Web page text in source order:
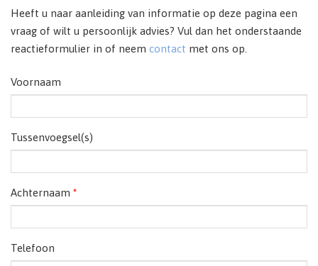
Heeft u naar aanleiding van informatie op deze pagina een
vraag of wilt u persoonlijk advies? Vul dan het onderstaande
reactieformulier in of neem contact met ons op.
Voornaam
Tussenvoegsel(s)
Achternaam *
Telefoon